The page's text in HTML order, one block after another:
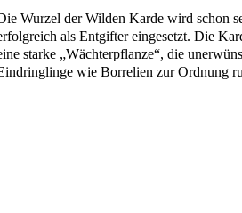
Wurzel der Wilden Karde wird schon
als Entgifter eingesetzt. Die
starke „Wächterpflanze“, die
wie Borrelien zur Ordnung